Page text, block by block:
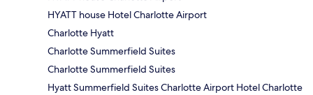
HYATT house Hotel Charlotte Airport
Charlotte Hyatt
Charlotte Summerfield Suites
Charlotte Summerfield Suites
Hyatt Summerfield Suites Charlotte Airport Hotel Charlotte